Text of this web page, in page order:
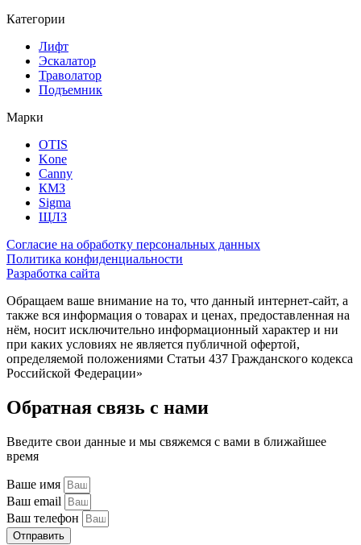
Категории
Лифт
Эскалатор
Траволатор
Подъемник
Марки
OTIS
Kone
Canny
КМЗ
Sigma
ЩЛЗ
Согласие на обработку персональных данных
Политика конфиденциальности
Разработка сайта
Обращаем ваше внимание на то, что данный интернет-сайт, а
также вся информация о товарах и ценах, предоставленная на
нём, носит исключительно информационный характер и ни
при каких условиях не является публичной офертой,
определяемой положениями Статьи 437 Гражданского кодекса
Российской Федерации»
Обратная связь с нами
Введите свои данные и мы свяжемся с вами в ближайшее
время
Ваше имя
Ваш email
Ваш телефон
Отправить